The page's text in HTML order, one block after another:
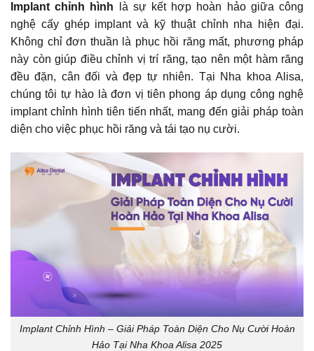
Implant chỉnh hình là sự kết hợp hoàn hảo giữa công
nghệ cấy ghép implant và kỹ thuật chỉnh nha hiện đại.
Không chỉ đơn thuần là phục hồi răng mất, phương pháp
này còn giúp điều chỉnh vị trí răng, tạo nên một hàm răng
đều đặn, cân đối và đẹp tự nhiên. Tại Nha khoa Alisa,
chúng tôi tự hào là đơn vị tiên phong áp dụng công nghệ
implant chỉnh hình tiên tiến nhất, mang đến giải pháp toàn
diện cho việc phục hồi răng và tái tạo nụ cười.
Implant Chỉnh Hình – Giải Pháp Toàn Diện Cho Nụ Cười Hoàn
Hảo Tại Nha Khoa Alisa 2025